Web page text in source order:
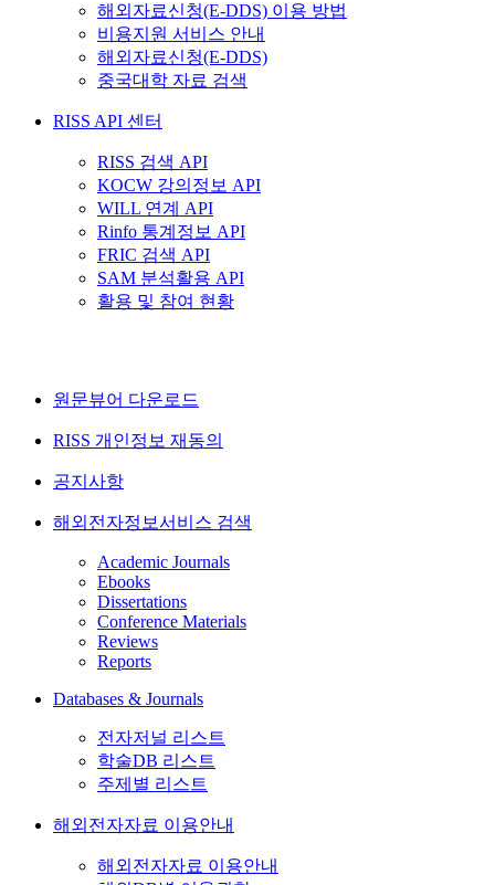
해외자료신청(E-DDS) 이용 방법
비용지원 서비스 안내
해외자료신청(E-DDS)
중국대학 자료 검색
RISS API 센터
RISS 검색 API
KOCW 강의정보 API
WILL 연계 API
Rinfo 통계정보 API
FRIC 검색 API
SAM 분석활용 API
활용 및 참여 현황
원문뷰어 다운로드
RISS 개인정보 재동의
공지사항
해외전자정보서비스 검색
Academic Journals
Ebooks
Dissertations
Conference Materials
Reviews
Reports
Databases & Journals
전자저널 리스트
학술DB 리스트
주제별 리스트
해외전자자료 이용안내
해외전자자료 이용안내